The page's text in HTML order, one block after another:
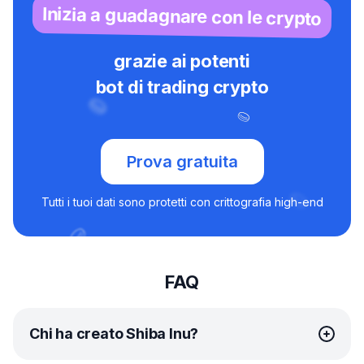
Inizia a guadagnare con le crypto
grazie ai potenti
bot di trading crypto
Prova gratuita
Tutti i tuoi dati sono protetti con crittografia high-end
FAQ
Chi ha creato Shiba Inu?